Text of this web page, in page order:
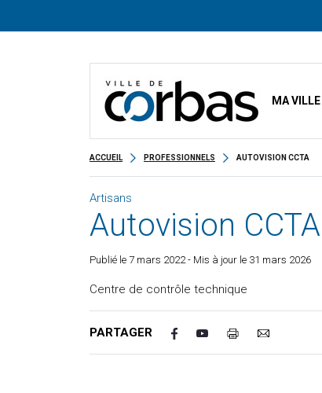
MA VILLE
ACCUEIL PROFESSIONNELS AUTOVISION CCTA
Artisans
Autovision CCTA
Publié le 7 mars 2022- Mis à jour le 31 mars 2026
Centre de contrôle technique
PARTAGER